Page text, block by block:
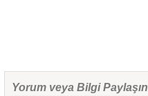
Yorum veya Bilgi Paylaşın